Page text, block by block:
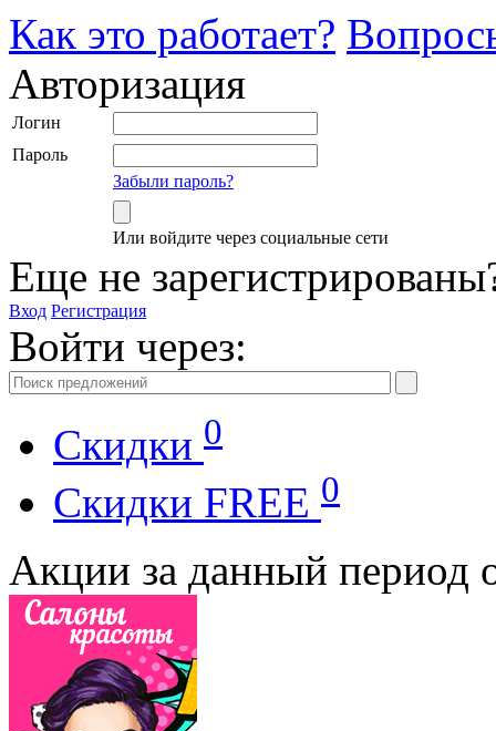
Как это работает?
Авторизация
Логин
Пароль
Забыли пароль?
Или войдите через социальные сети
Еще не
Вход Регистрация
Войти через:
Скидки 0
Cкидки FREE 0
Акции за данный период